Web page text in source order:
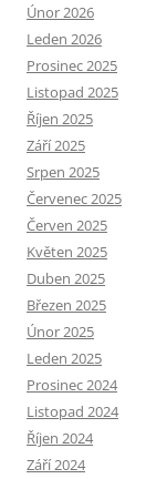
Únor 2026
Leden 2026
Prosinec 2025
Listopad 2025
Říjen 2025
Září 2025
Srpen 2025
Červenec 2025
Červen 2025
Květen 2025
Duben 2025
Březen 2025
Únor 2025
Leden 2025
Prosinec 2024
Listopad 2024
Říjen 2024
Září 2024